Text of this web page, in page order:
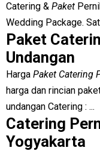
Catering & Paket
Wedding Package.
Paket
Undangan
Harga Paket Catering
harga dan rincian
undangan Catering : ...
Catering
Yogyakarta